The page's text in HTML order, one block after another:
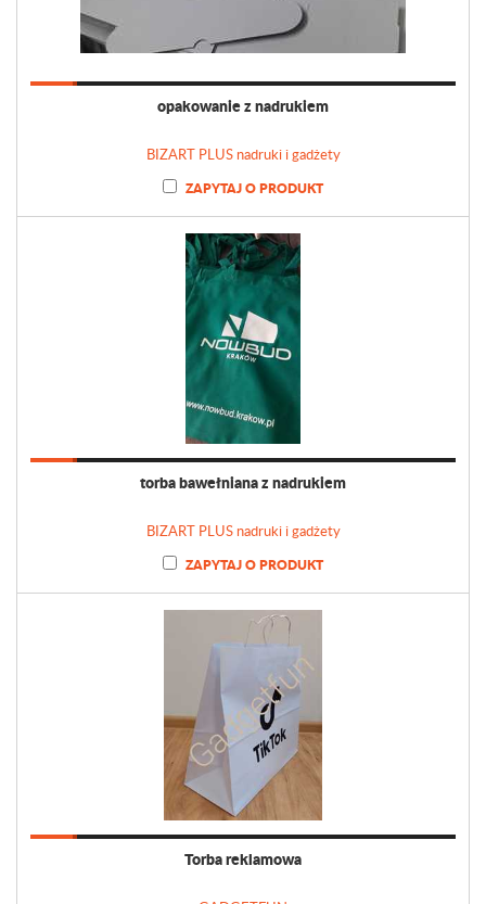
opakowanie z nadrukiem
BIZART PLUS nadruki i gadżety
ZAPYTAJ O PRODUKT
torba bawełniana z nadrukiem
BIZART PLUS nadruki i gadżety
ZAPYTAJ O PRODUKT
Torba reklamowa